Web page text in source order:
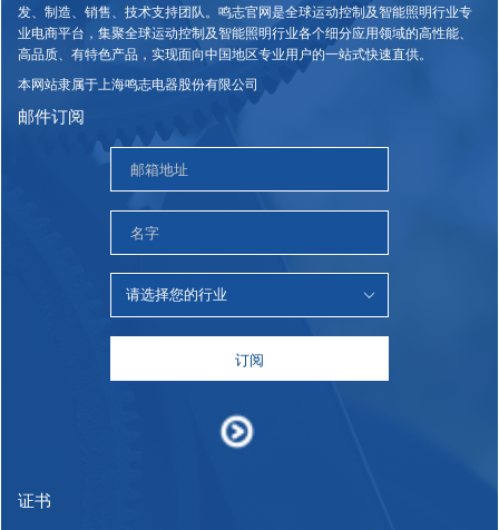
发、制造、销售、技术支持团队。鸣志官网是全球运动控制及智能照明行业专
业电商平台，集聚全球运动控制及智能照明行业各个细分应用领域的高性能、
高品质、有特色产品，实现面向中国地区专业用户的一站式快速直供。
本网站隶属于上海鸣志电器股份有限公司
邮件订阅
订阅
证书